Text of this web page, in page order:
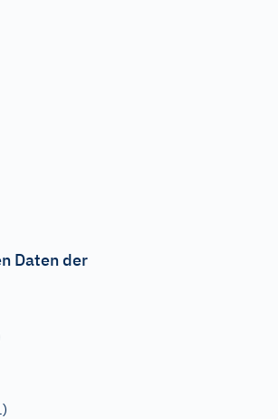
Daten der